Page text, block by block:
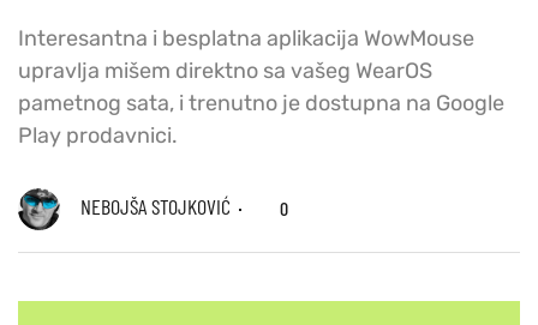
Interesantna i besplatna aplikacija WowMouse
upravlja mišem direktno sa vašeg WearOS
pametnog sata, i trenutno je dostupna na Google
Play prodavnici.
NEBOJŠA STOJKOVIĆ 0